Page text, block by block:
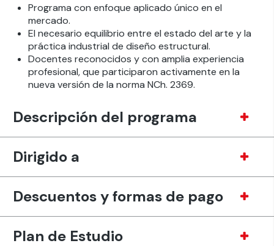
Programa con enfoque aplicado único en el
mercado.
El necesario equilibrio entre el estado del arte y la
práctica industrial de diseño estructural.
Docentes reconocidos y con amplia experiencia
profesional, que participaron activamente en la
nueva versión de la norma NCh. 2369.
Descripción del programa
Dirigido a
Descuentos y formas de pago
Plan de Estudio